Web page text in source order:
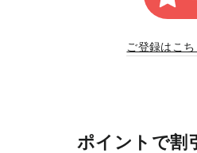
ご登録はこち
ポイント で割